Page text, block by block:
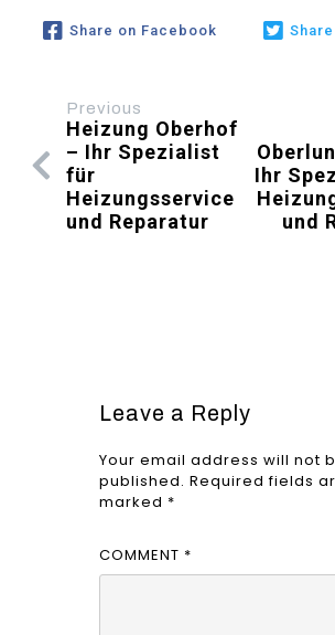
Share on Facebook
Previous
Heizung Oberhof
– Ihr Spezialist
für
Heizungsservice
und Reparatur
Ihr
und
Leave a Reply
Your email address will not
published. Required fields
marked *
COMMENT *